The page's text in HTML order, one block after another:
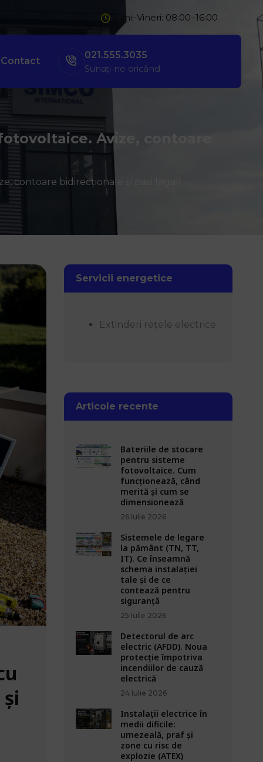
Luni–Vineri: 08:00–16:00
Contact
Sunați-ne oricând
021.555.3035
Avize, contoare
contoare bidirecționale și pași legali
Servicii energetice
Extinderi rețele electrice
Articole recente
Bateriile de stocare
pentru sisteme
fotovoltaice. Cum
funcționează, când
merită și cum se
dimensionează
26 Iulie 2026
Sistemele de legare
la pământ (TN, TT,
IT). Ce înseamnă
schema instalației
tale și de ce
contează pentru
siguranță
25 Iulie 2026
Detectorul de arc
electric (AFDD). Noua
protecție împotriva
incendiilor de cauză
electrică
24 Iulie 2026
Instalații electrice în
medii dificile:
umezeală, praf și
zone cu risc de
explozie (ATEX)